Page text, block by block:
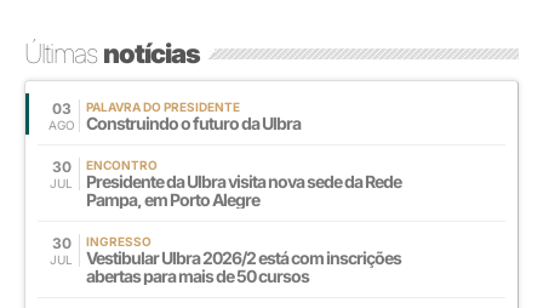
Últimasnotícias
03
AGO
PALAVRA DO PRESIDENTE
Construindo o futuro da Ulbra
30
JUL
ENCONTRO
Presidente da Ulbra visita nova sede da Rede
Pampa, em Porto Alegre
30
JUL
INGRESSO
Vestibular Ulbra 2026/2 está com inscrições
abertas para mais de 50 cursos